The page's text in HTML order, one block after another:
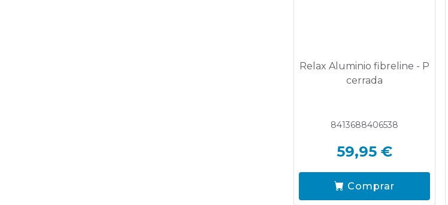
Relax Aluminio fibreline - P
cerrada
8413688406538
59,95 €
Comprar